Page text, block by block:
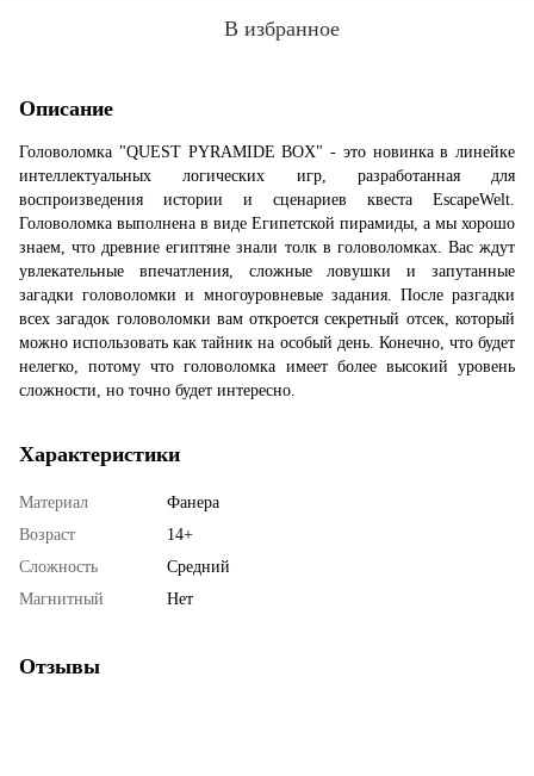
В избранное
Описание
Головоломка "QUEST PYRAMIDE BOX" - это новинка в линейке
интеллектуальных логических игр, разработанная для
воспроизведения истории и сценариев квеста EscapeWelt.
Головоломка выполнена в виде Египетской пирамиды, а мы хорошо
знаем, что древние египтяне знали толк в головоломках. Вас ждут
увлекательные впечатления, сложные ловушки и запутанные
загадки головоломки и многоуровневые задания. После разгадки
всех загадок головоломки вам откроется секретный отсек, который
можно использовать как тайник на особый день. Конечно, что будет
нелегко, потому что головоломка имеет более высокий уровень
сложности, но точно будет интересно.
Характеристики
Материал
Фанера
Возраст
14+
Сложность
Средний
Магнитный
Нет
Отзывы